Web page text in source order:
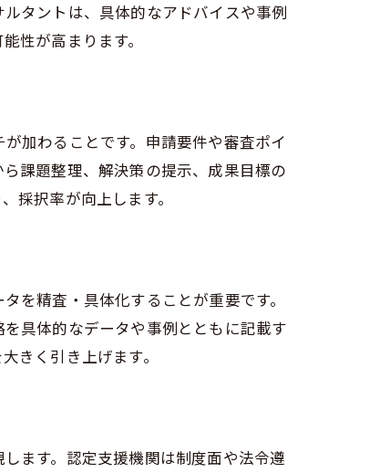
タントは、具体的なアドバイスや事例
性が高まります。
加わることです。申請要件や審査ポイ
課題整理、解決策の提示、成果目標の
採択率が向上します。
を精査・具体化することが重要です。
具体的なデータや事例とともに記載す
きく引き上げます。
ます。認定支援機関は制度面や法令遵